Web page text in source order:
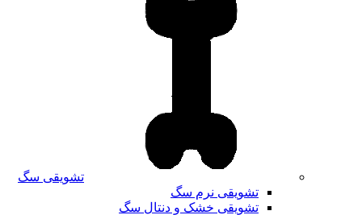
تشویقی سگ
تشویقی نرم سگ
تشویقی خشک و دنتال سگ